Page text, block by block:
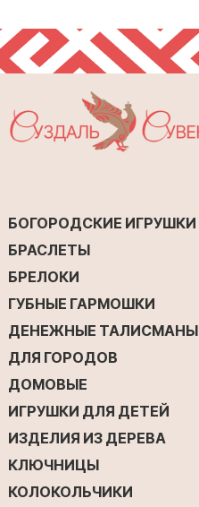
БОГОРОДСКИЕ ИГРУШКИ
БРАСЛЕТЫ
БРЕЛОКИ
ГУБНЫЕ ГАРМОШКИ
ДЕНЕЖНЫЕ ТАЛИСМАНЫ
ДЛЯ ГОРОДОВ
ДОМОВЫЕ
ИГРУШКИ ДЛЯ ДЕТЕЙ
ИЗДЕЛИЯ ИЗ ДЕРЕВА
КЛЮЧНИЦЫ
КОЛОКОЛЬЧИКИ